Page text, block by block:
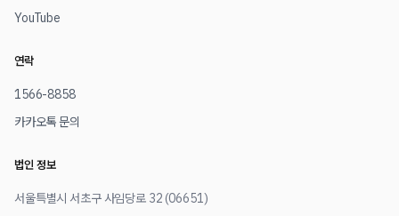
YouTube
연락
1566-8858
카카오톡 문의
법인 정보
서울특별시 서초구 사임당로 32 (06651)